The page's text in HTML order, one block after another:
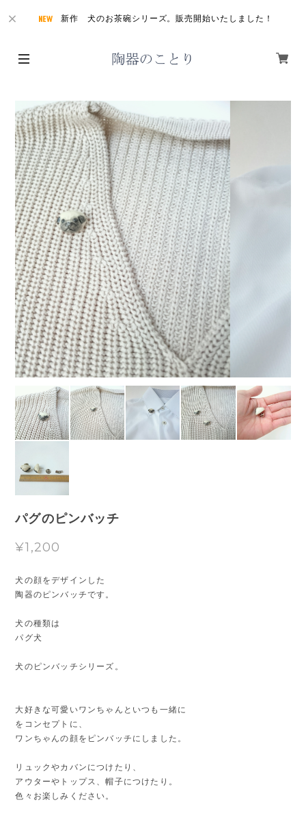
新作 犬のお茶碗シリーズ。販売開始いたしました！
パグのピンバッチ
¥1,200
犬の顔をデザインした
陶器のピンバッチです。
犬の種類は
パグ犬
犬のピンバッチシリーズ。
大好きな可愛いワンちゃんといつも一緒に
をコンセプトに、
ワンちゃんの顔をピンバッチにしました。
リュックやカバンにつけたり、
アウターやトップス、帽子につけたり。
色々お楽しみください。